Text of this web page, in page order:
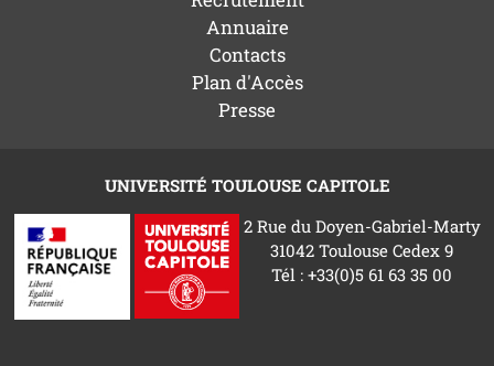
Annuaire
Contacts
Plan d'Accès
Presse
UNIVERSITÉ TOULOUSE CAPITOLE
2 Rue du Doyen-Gabriel-Marty
31042 Toulouse Cedex 9
Tél : +33(0)5 61 63 35 00